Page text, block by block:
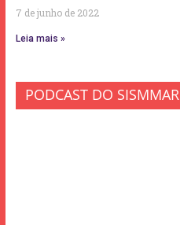
7 de junho de 2022
Leia mais »
PODCAST DO SISMMAR